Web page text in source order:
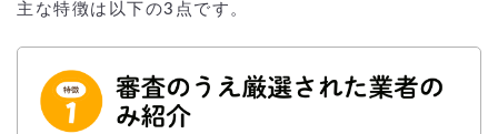
主な特徴は以下の3点です。